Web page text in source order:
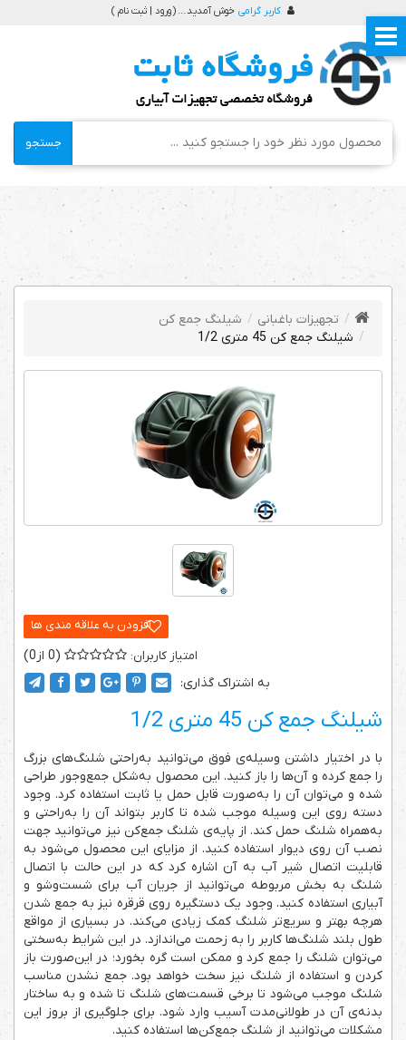
کاربر گرامی خوش آمدید ... (ورود | ثبت نام )
جستجو
تجهیزات باغبانی
شیلنگ جمع کن
شیلنگ جمع کن 45 متری 1/2
0
0
به اشتراک گذاری:
شیلنگ جمع کن 45 متری 1/2
با در اختیار داشتن وسیله‌ی فوق می‌توانید به‌راحتی شلنگ‌های بزرگ
را جمع کرده و آن‌ها را باز کنید. این محصول به‌شکل جمع‌وجور طراحی
شده و می‌توان آن را به‌صورت قابل حمل یا ثابت استفاده کرد. وجود
دسته روی این وسیله موجب شده تا کاربر بتواند آن را به‌راحتی و
به‌همراه شلنگ حمل کند. از پایه‌ی شلنگ جمع‌کن نیز می‌توانید جهت
نصب آن روی دیوار استفاده کنید. از مزایای این محصول می‌شود به
قابلیت اتصال شیر آب به آن اشاره کرد که در این حالت با اتصال
شلنگ به بخش مربوطه می‌توانید از جریان آب برای شست‌وشو و
آبیاری استفاده کنید. وجود یک دستگیره روی قرقره نیز به جمع شدن
هرچه بهتر و سریع‌تر شلنگ کمک زیادی می‌کند. در بسیاری از مواقع
طول بلند شلنگ‌ها کاربر را به زحمت می‌اندازد. در این شرایط به‌سختی
می‌توان شلنگ را جمع کرد و ممکن است گره بخورد؛ در این‌صورت باز
کردن و استفاده از شلنگ نیز سخت خواهد بود. جمع نشدن مناسب
شلنگ موجب می‌شود تا برخی قسمت‌های شلنگ تا شده و به ساختار
بدنه‌ی آن در طولانی‌مدت آسیب وارد شود. برای جلوگیری از بروز این
مشکلات می‌توانید از شلنگ جمع‌کن‌ها استفاده کنید.